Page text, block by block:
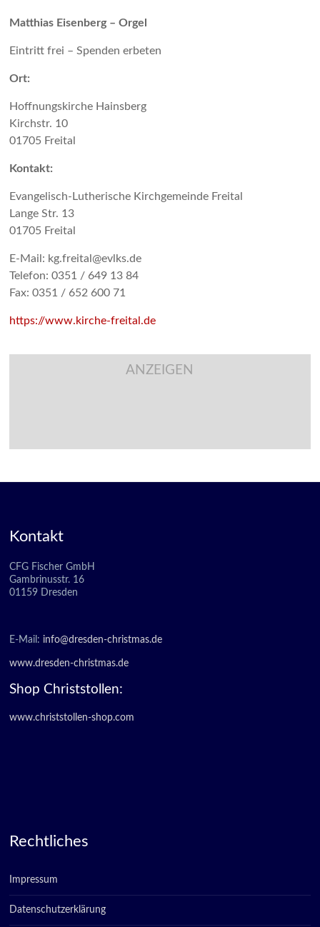
Matthias Eisenberg – Orgel
Eintritt frei – Spenden erbeten
Ort:
Hoffnungskirche Hainsberg
Kirchstr. 10
01705 Freital
Kontakt:
Evangelisch-Lutherische Kirchgemeinde Freital
Lange Str. 13
01705 Freital
E-Mail: kg.freital@evlks.de
Telefon: 0351 / 649 13 84
Fax: 0351 / 652 600 71
https://www.kirche-freital.de
ANZEIGEN
Kontakt
CFG Fischer GmbH
Gambrinusstr. 16
01159 Dresden
E-Mail: info@dresden-christmas.de
www.dresden-christmas.de
Shop Christstollen:
www.christstollen-shop.com
Rechtliches
Impressum
Datenschutzerklärung